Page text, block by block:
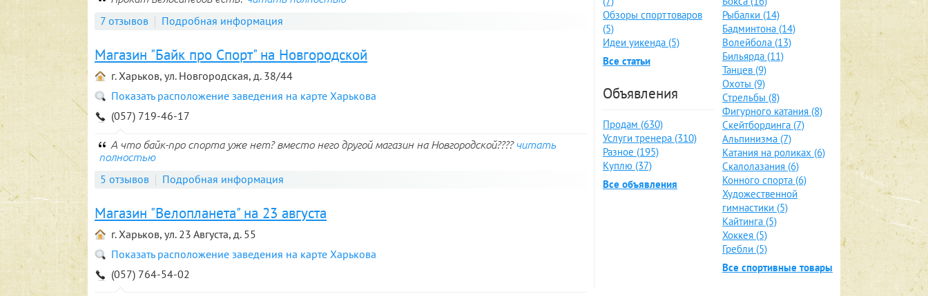
7 отзывов Подробная информация
Магазин "Байк про Спорт" на Новгородской
г. Харьков, ул. Новгородская, д. 38/44
Показать расположение заведения на карте Харькова
(057) 719-46-17
А что байк-про спорта уже нет? вместо него другой магазин на Новгородской???? читать
полностью
5 отзывов Подробная информация
Магазин "Велопланета" на 23 августа
г. Харьков, ул. 23 Августа, д. 55
Показать расположение заведения на карте Харькова
(057) 764-54-02
Обзоры спорттоваров
(5)
Идеи уикенда (5)
Все статьи
Объявления
Продам (630)
Услуги тренера (310)
Разное (195)
Куплю (37)
Все объявления
Рыбалки (14)
Бадминтона (14)
Волейбола (13)
Бильярда (11)
Танцев (9)
Охоты (9)
Стрельбы (8)
Фигурного катания (8)
Скейтбординга (7)
Альпинизма (7)
Катания на роликах (6)
Скалолазания (6)
Конного спорта (6)
Художественной
гимнастики (5)
Кайтинга (5)
Хоккея (5)
Гребли (5)
Все спортивные товары